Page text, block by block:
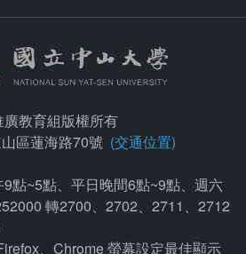
教育組版權所有
區蓮海路70號 (交通位置)
9點~5點、平日晚間6點~9點、週六
轉2700、2702、2711、2712
、Chrome 螢幕設定最佳顯示